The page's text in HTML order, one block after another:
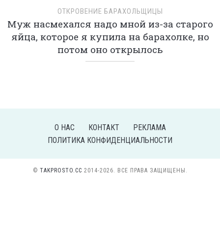
ОТКРОВЕНИЕ БАРАХОЛЬЩИЦЫ
Муж насмехался надо мной из-за старого
яйца, которое я купила на барахолке, но
потом оно открылось
О НАС КОНТАКТ
РЕКЛАМА
ПОЛИТИКА КОНФИДЕНЦИАЛЬНОСТИ
© TAKPROSTO.CC 2014-2026. ВСЕ ПРАВА ЗАЩИЩЕНЫ.